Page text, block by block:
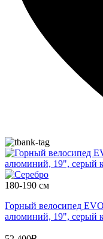
180-190 см
Горный велосипед
алюминий, 19", серый